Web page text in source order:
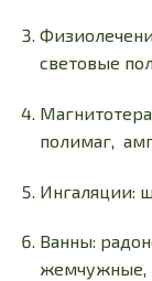
световые
полимаг,
Ингаляции:
Ванны:
жемчужные,